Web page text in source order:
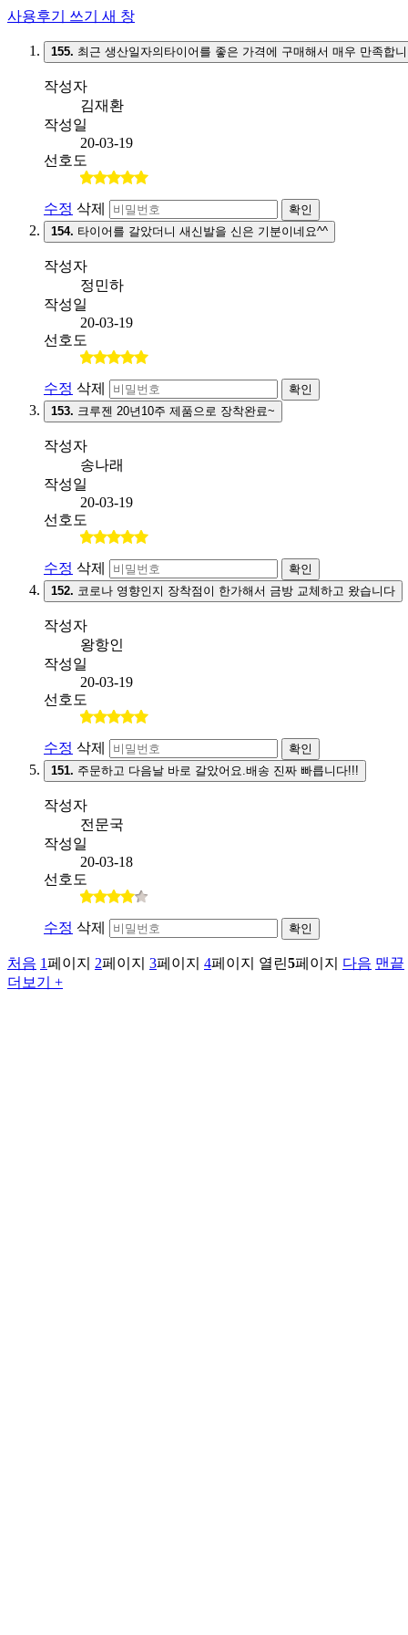
사용후기 쓰기 새 창
155. 최근 생산일자의타이어를 좋은 가격에 구매해서 매우 만족합
작성자
김재환
작성일
20-03-19
선호도
수정 삭제
확인
154. 타이어를 갈았더니 새신발을 신은 기분이네요^^
작성자
정민하
작성일
20-03-19
선호도
수정 삭제
확인
153. 크루젠 20년10주 제품으로 장착완료~
작성자
송나래
작성일
20-03-19
선호도
수정 삭제
확인
152. 코로나 영향인지 장착점이 한가해서 금방 교체하고 왔습니다
작성자
왕항인
작성일
20-03-19
선호도
수정 삭제
확인
151. 주문하고 다음날 바로 갈았어요.배송 진짜 빠릅니다!!!
작성자
전문국
작성일
20-03-18
선호도
수정 삭제 확인
처음 1페이지 2페이지 3페이지 4페이지 열린5페이지 다음 맨끝
더보기 +